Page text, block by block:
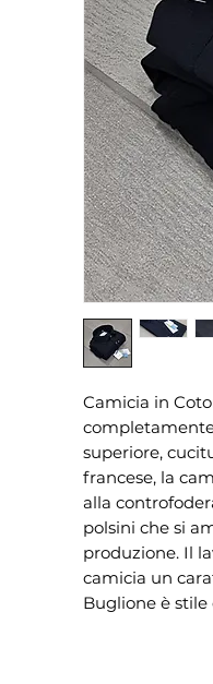
Camicia in
superiore,
francese, la
alla
polsini che si
produzione. Il
camicia un
Buglione è stile